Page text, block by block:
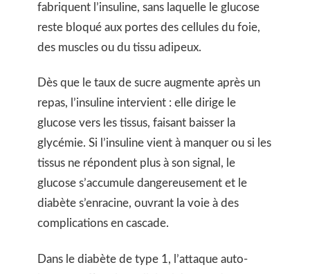
fabriquent l’insuline, sans laquelle le glucose
reste bloqué aux portes des cellules du foie,
des muscles ou du tissu adipeux.
Dès que le taux de sucre augmente après un
repas, l’insuline intervient : elle dirige le
glucose vers les tissus, faisant baisser la
glycémie. Si l’insuline vient à manquer ou si les
tissus ne répondent plus à son signal, le
glucose s’accumule dangereusement et le
diabète s’enracine, ouvrant la voie à des
complications en cascade.
Dans le diabète de type 1, l’attaque auto-